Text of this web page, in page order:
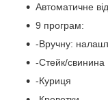
Автоматичне
9 програм:
-Вручну:
-Стейк/свинина
-Куриця